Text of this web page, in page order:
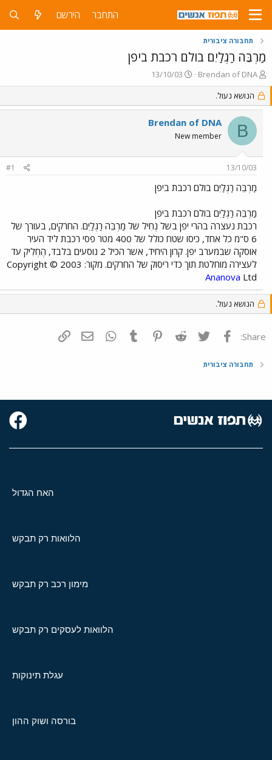
התחבר הירשם
תחבורה ציבורית
מַרְבֵּה רַגְלַיִם בולם רכבת ביפן
פ
ו
ת
ח
נ
Brendan of DNA
פ
ו
ס
ב
ת
ך
13/10/03
הנושא נעול.
B
Brendan of DNA
New member
13/10/03
#1
מַרְבֵּה רַגְלַיִם בולם רכבת ביפן
מַרְבֵּה רַגְלַיִם בולם רכבת ביפן
רכבת נעצרה בהרי יפן בשל נְחִיל של מַרְבֵּה רַגְלַיִם. החרקים, בעורך של
6 ס"מ כל אחד, כיסו שטח כולל של 400 מטר פסי רכבת ליד העיר
אוסקה שבמערב יפן. קרון היחיד, אשר הכיל 2 נוסעים בלבד, הֶחְלִיק עד
לעצירה מוחלטת תוך כדי ריסוק של החרקים. מקור: Copyright © 2003
Ananova Ltd
הנושא נעול.
Share: פייסבוק Twitter
Reddit
Pinterest
Tumblr
WhatsAppדואר אלקטרוני
תחבורה ציבורית
האח הגדול
הלוואות רק תבקש
מימון רכב רק תבקש
הלוואות לעסקים רק תבקש
עגלת תינוקות
בורסה ושוק ההון